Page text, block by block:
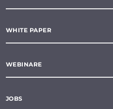
WHITE PAPER
WEBINARE
JOBS